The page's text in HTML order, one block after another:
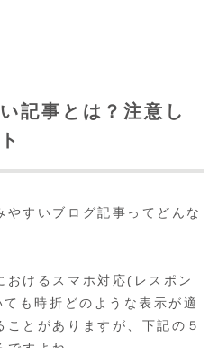
記事とは？注意し
やすいブログ記事ってどんな
おけるスマホ対応(レスポン
も時折どのような表示が適
ことがありますが、下記の５